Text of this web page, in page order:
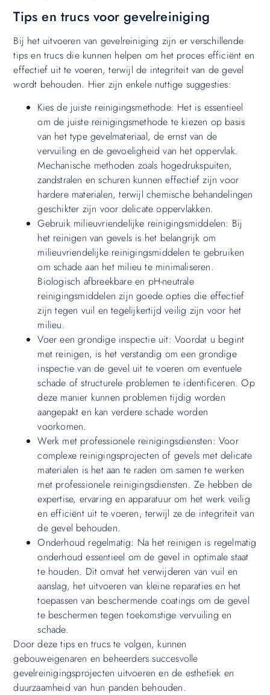
Tips en trucs voor gevelreiniging
Bij het uitvoeren van gevelreiniging zijn er verschillende
tips en trucs die kunnen helpen om het proces efficiënt en
effectief uit te voeren, terwijl de integriteit van de gevel
wordt behouden. Hier zijn enkele nuttige suggesties:
Kies de juiste reinigingsmethode: Het is essentieel
om de juiste reinigingsmethode te kiezen op basis
van het type gevelmateriaal, de ernst van de
vervuiling en de gevoeligheid van het oppervlak.
Mechanische methoden zoals hogedrukspuiten,
zandstralen en schuren kunnen effectief zijn voor
hardere materialen, terwijl chemische behandelingen
geschikter zijn voor delicate oppervlakken.
Gebruik milieuvriendelijke reinigingsmiddelen: Bij
het reinigen van gevels is het belangrijk om
milieuvriendelijke reinigingsmiddelen te gebruiken
om schade aan het milieu te minimaliseren.
Biologisch afbreekbare en pH-neutrale
reinigingsmiddelen zijn goede opties die effectief
zijn tegen vuil en tegelijkertijd veilig zijn voor het
milieu.
Voer een grondige inspectie uit: Voordat u begint
met reinigen, is het verstandig om een grondige
inspectie van de gevel uit te voeren om eventuele
schade of structurele problemen te identificeren. Op
deze manier kunnen problemen tijdig worden
aangepakt en kan verdere schade worden
voorkomen.
Werk met professionele reinigingsdiensten: Voor
complexe reinigingsprojecten of gevels met delicate
materialen is het aan te raden om samen te werken
met professionele reinigingsdiensten. Ze hebben de
expertise, ervaring en apparatuur om het werk veilig
en efficiënt uit te voeren, terwijl ze de integriteit van
de gevel behouden.
Onderhoud regelmatig: Na het reinigen is regelmatig
onderhoud essentieel om de gevel in optimale staat
te houden. Dit omvat het verwijderen van vuil en
aanslag, het uitvoeren van kleine reparaties en het
toepassen van beschermende coatings om de gevel
te beschermen tegen toekomstige vervuiling en
schade.
Door deze tips en trucs te volgen, kunnen
gebouweigenaren en beheerders succesvolle
gevelreinigingsprojecten uitvoeren en de esthetiek en
duurzaamheid van hun panden behouden.